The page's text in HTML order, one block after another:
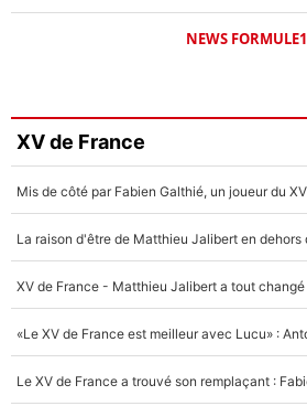
NEWS FORMULE1
XV de France